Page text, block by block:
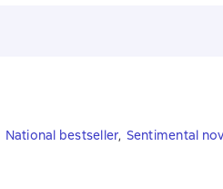
National bestseller, Sentimental